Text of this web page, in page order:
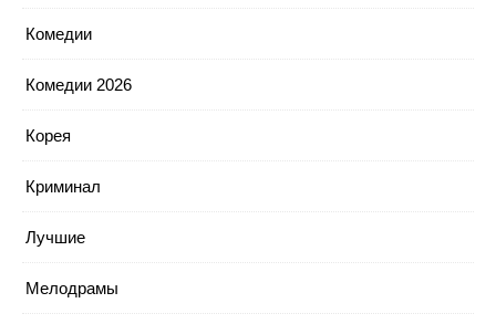
Комедии
Комедии 2026
Корея
Криминал
Лучшие
Мелодрамы